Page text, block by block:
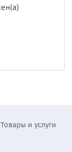
Товары и услуги